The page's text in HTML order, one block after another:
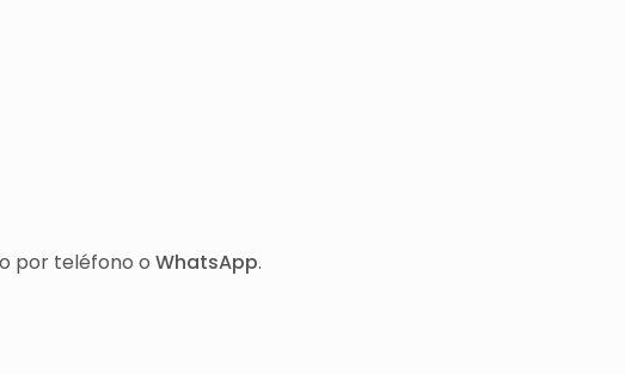
por teléfono o WhatsApp.